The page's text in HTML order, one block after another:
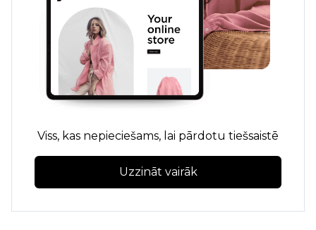
Viss, kas nepieciešams, lai pārdotu tiešsaistē
Uzzināt vairāk